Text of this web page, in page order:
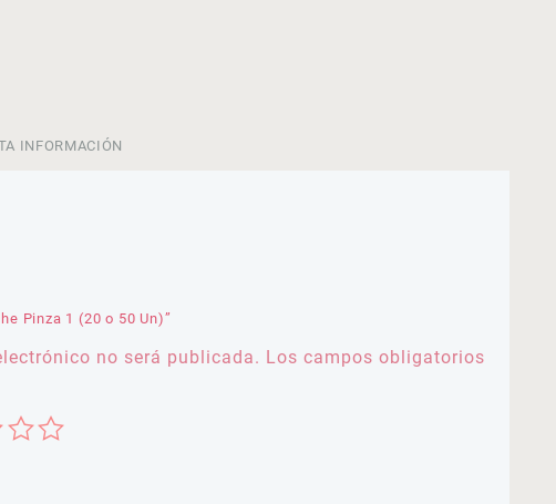
INFORMACIÓN
Pinza 1 (20 o 50 Un)”
no será publicada. Los campos obligatorios